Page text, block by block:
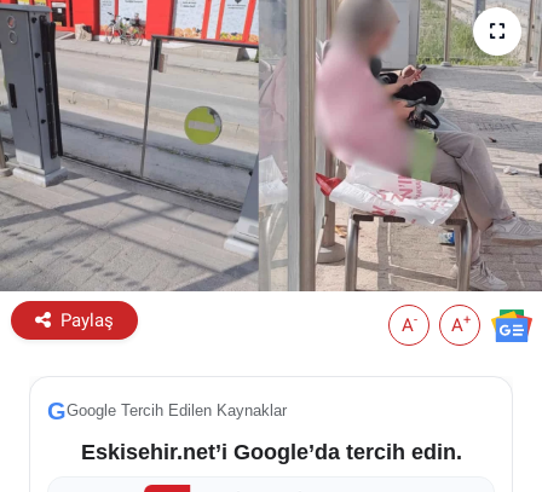
Paylaş A- A+
GGoogle Tercih Edilen Kaynaklar
Eskisehir.net’i Google’da tercih edin.
Eskişehir Haber İçerikleri
Eskişehir Hava Durumu
Eskişehir Tramvay Saatleri
Eskişehir Otobüs Saatleri